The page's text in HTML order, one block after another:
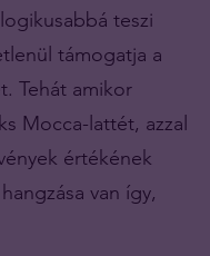
teszi
támogatja a
Tehát amikor
Mocca-lattét, azzal
értékének
van így,